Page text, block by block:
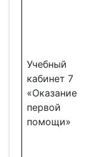
Учебный
кабинет 7
«Оказание
первой
помощи»